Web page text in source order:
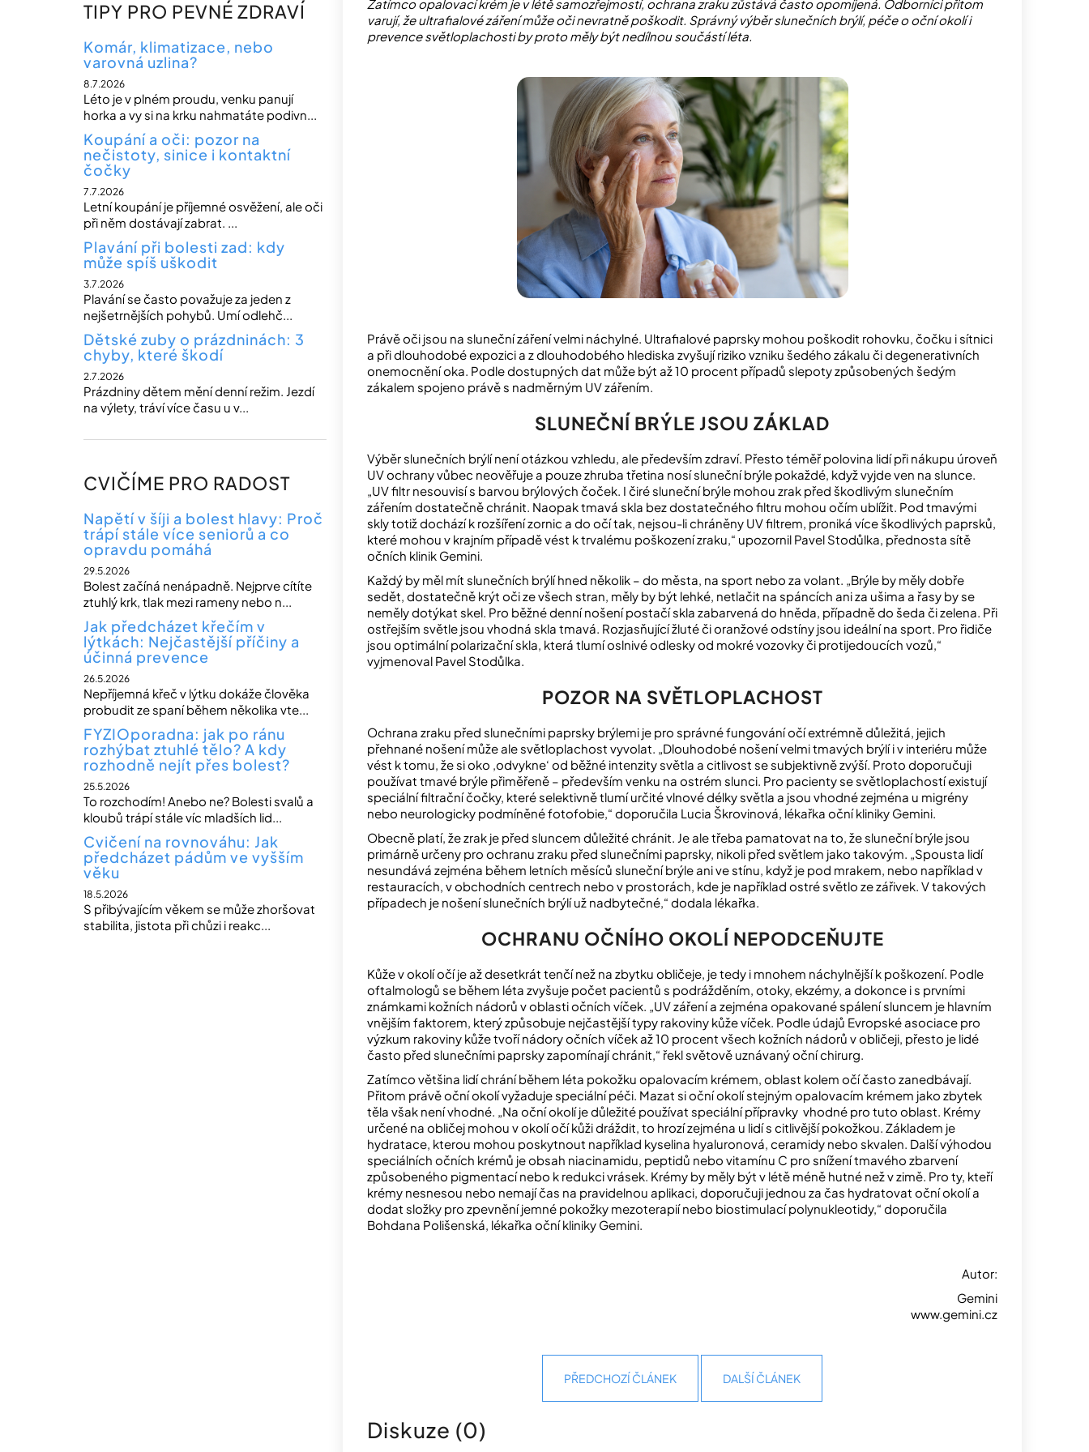
TIPY PRO PEVNÉ ZDRAVÍ
Komár, klimatizace, nebo
varovná uzlina?
8.7.2026
Léto je v plném proudu, venku panují
horka a vy si na krku nahmatáte podivn...
Koupání a oči: pozor na
nečistoty, sinice i kontaktní
čočky
7.7.2026
Letní koupání je příjemné osvěžení, ale oči
při něm dostávají zabrat. ...
Plavání při bolesti zad: kdy
může spíš uškodit
3.7.2026
Plavání se často považuje za jeden z
nejšetrnějších pohybů. Umí odlehč...
Dětské zuby o prázdninách: 3
chyby, které škodí
2.7.2026
Prázdniny dětem mění denní režim. Jezdí
na výlety, tráví více času u v...
CVIČÍME PRO RADOST
Napětí v šíji a bolest hlavy: Proč
trápí stále více seniorů a co
opravdu pomáhá
29.5.2026
Bolest začíná nenápadně. Nejprve cítíte
ztuhlý krk, tlak mezi rameny nebo n...
Jak předcházet křečím v
lýtkách: Nejčastější příčiny a
účinná prevence
26.5.2026
Nepříjemná křeč v lýtku dokáže člověka
probudit ze spaní během několika vte...
FYZIOporadna: jak po ránu
rozhýbat ztuhlé tělo? A kdy
rozhodně nejít přes bolest?
25.5.2026
To rozchodím! Anebo ne? Bolesti svalů a
kloubů trápí stále víc mladších lid...
Cvičení na rovnováhu: Jak
předcházet pádům ve vyšším
věku
18.5.2026
S přibývajícím věkem se může zhoršovat
stabilita, jistota při chůzi i reakc...
Zatímco opalovací krém je v létě samozřejmostí, ochrana zraku zůstává často opomíjená. Odborníci přitom
varují, že ultrafialové záření může oči nevratně poškodit. Správný výběr slunečních brýlí, péče o oční okolí i
prevence světloplachosti by proto měly být nedílnou součástí léta.
Právě oči jsou na sluneční záření velmi náchylné. Ultrafialové paprsky mohou poškodit rohovku, čočku i sítnici
a při dlouhodobé expozici a z dlouhodobého hlediska zvyšují riziko vzniku šedého zákalu či degenerativních
onemocnění oka. Podle dostupných dat může být až 10 procent případů slepoty způsobených šedým
zákalem spojeno právě s nadměrným UV zářením.
SLUNEČNÍ BRÝLE JSOU ZÁKLAD
Výběr slunečních brýlí není otázkou vzhledu, ale především zdraví. Přesto téměř polovina lidí při nákupu úroveň
UV ochrany vůbec neověřuje a pouze zhruba třetina nosí sluneční brýle pokaždé, když vyjde ven na slunce.
„UV filtr nesouvisí s barvou brýlových čoček. I čiré sluneční brýle mohou zrak před škodlivým slunečním
zářením dostatečně chránit. Naopak tmavá skla bez dostatečného filtru mohou očím ublížit. Pod tmavými
skly totiž dochází k rozšíření zornic a do očí tak, nejsou-li chráněny UV filtrem, proniká více škodlivých paprsků,
které mohou v krajním případě vést k trvalému poškození zraku,“ upozornil Pavel Stodůlka, přednosta sítě
očních klinik Gemini.
Každý by měl mít slunečních brýlí hned několik – do města, na sport nebo za volant. „Brýle by měly dobře
sedět, dostatečně krýt oči ze všech stran, měly by být lehké, netlačit na spáncích ani za ušima a řasy by se
neměly dotýkat skel. Pro běžné denní nošení postačí skla zabarvená do hněda, případně do šeda či zelena. Při
ostřejším světle jsou vhodná skla tmavá. Rozjasňující žluté či oranžové odstíny jsou ideální na sport. Pro řidiče
jsou optimální polarizační skla, která tlumí oslnivé odlesky od mokré vozovky či protijedoucích vozů,“
vyjmenoval Pavel Stodůlka.
POZOR NA SVĚTLOPLACHOST
Ochrana zraku před slunečními paprsky brýlemi je pro správné fungování očí extrémně důležitá, jejich
přehnané nošení může ale světloplachost vyvolat. „Dlouhodobé nošení velmi tmavých brýlí i v interiéru může
vést k tomu, že si oko ‚odvykne‘ od běžné intenzity světla a citlivost se subjektivně zvýší. Proto doporučuji
používat tmavé brýle přiměřeně – především venku na ostrém slunci. Pro pacienty se světloplachostí existují
speciální filtrační čočky, které selektivně tlumí určité vlnové délky světla a jsou vhodné zejména u migrény
nebo neurologicky podmíněné fotofobie,“ doporučila Lucia Škrovinová, lékařka oční kliniky Gemini.
Obecně platí, že zrak je před sluncem důležité chránit. Je ale třeba pamatovat na to, že sluneční brýle jsou
primárně určeny pro ochranu zraku před slunečními paprsky, nikoli před světlem jako takovým. „Spousta lidí
nesundává zejména během letních měsíců sluneční brýle ani ve stínu, když je pod mrakem, nebo například v
restauracích, v obchodních centrech nebo v prostorách, kde je například ostré světlo ze zářivek. V takových
případech je nošení slunečních brýlí už nadbytečné,“ dodala lékařka.
OCHRANU OČNÍHO OKOLÍ NEPODCEŇUJTE
Kůže v okolí očí je až desetkrát tenčí než na zbytku obličeje, je tedy i mnohem náchylnější k poškození. Podle
oftalmologů se během léta zvyšuje počet pacientů s podrážděním, otoky, ekzémy, a dokonce i s prvními
známkami kožních nádorů v oblasti očních víček. „UV záření a zejména opakované spálení sluncem je hlavním
vnějším faktorem, který způsobuje nejčastější typy rakoviny kůže víček. Podle údajů Evropské asociace pro
výzkum rakoviny kůže tvoří nádory očních víček až 10 procent všech kožních nádorů v obličeji, přesto je lidé
často před slunečními paprsky zapomínají chránit,“ řekl světově uznávaný oční chirurg.
Zatímco většina lidí chrání během léta pokožku opalovacím krémem, oblast kolem očí často zanedbávají.
Přitom právě oční okolí vyžaduje speciální péči. Mazat si oční okolí stejným opalovacím krémem jako zbytek
těla však není vhodné. „Na oční okolí je důležité používat speciální přípravky vhodné pro tuto oblast. Krémy
určené na obličej mohou v okolí očí kůži dráždit, to hrozí zejména u lidí s citlivější pokožkou. Základem je
hydratace, kterou mohou poskytnout například kyselina hyaluronová, ceramidy nebo skvalen. Další výhodou
speciálních očních krémů je obsah niacinamidu, peptidů nebo vitamínu C pro snížení tmavého zbarvení
způsobeného pigmentací nebo k redukci vrásek. Krémy by měly být v létě méně hutné než v zimě. Pro ty, kteří
krémy nesnesou nebo nemají čas na pravidelnou aplikaci, doporučuji jednou za čas hydratovat oční okolí a
dodat složky pro zpevnění jemné pokožky mezoterapií nebo biostimulací polynukleotidy,“ doporučila
Bohdana Polišenská, lékařka oční kliniky Gemini.
Autor:
Gemini
www.gemini.cz
PŘEDCHOZÍ ČLÁNEK DALŠÍ ČLÁNEK
Diskuze (0)